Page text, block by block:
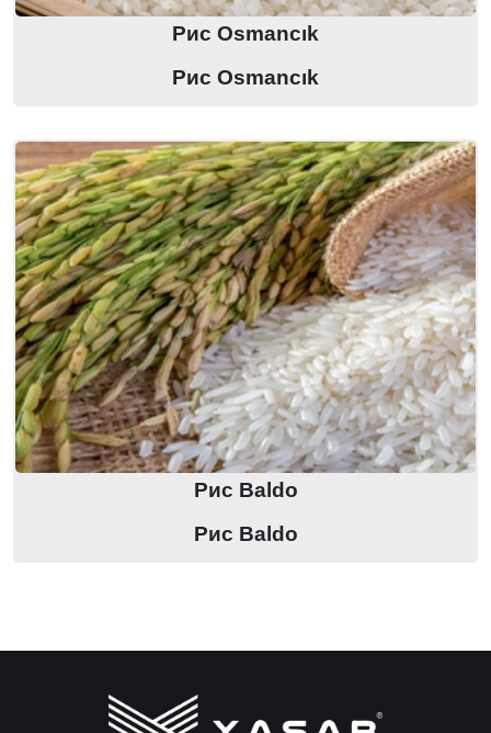
Рис Оsmancık
Рис Оsmancık
Рис Baldo
Рис Baldo